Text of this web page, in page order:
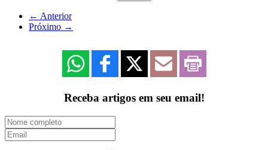
← Anterior
Próximo →
Receba artigos em seu email!